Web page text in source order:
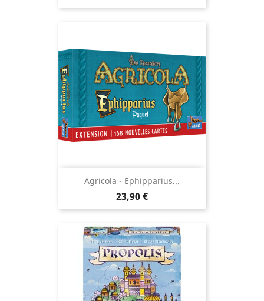
Agricola - Ephipparius...
Prix
23,90 €